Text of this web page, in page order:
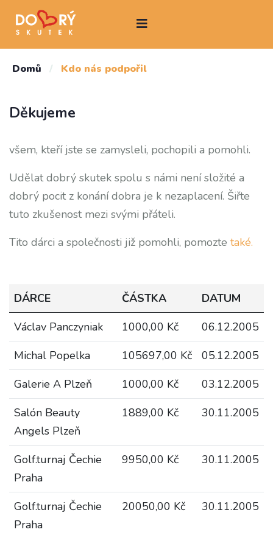
Domů / Kdo nás podpořil
Děkujeme
všem, kteří jste se zamysleli, pochopili a pomohli.
Udělat dobrý skutek spolu s námi není složité a
dobrý pocit z konání dobra je k nezaplacení. Šiřte
tuto zkušenost mezi svými přáteli.
Tito dárci a společnosti již pomohli, pomozte také.
DÁRCE ČÁSTKA
DATUM
Václav Panczyniak
1000,00 Kč
06.12.2005
Michal Popelka
105697,00 Kč
05.12.2005
Galerie A Plzeň
1000,00 Kč
03.12.2005
Salón Beauty
Angels Plzeň
1889,00 Kč 30.11.2005
Golf.turnaj Čechie
Praha
9950,00 Kč 30.11.2005
Golf.turnaj Čechie
Praha
20050,00 Kč 30.11.2005